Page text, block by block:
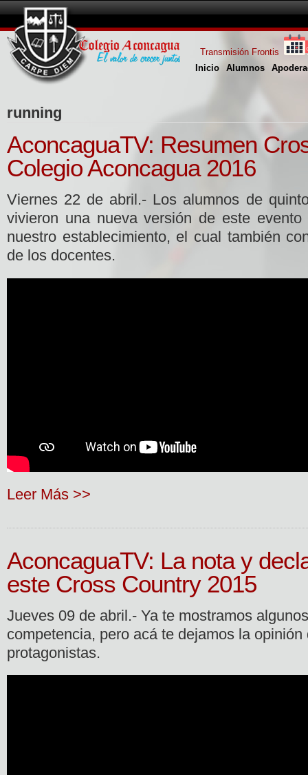
Inicio Alumnos
Transmisión Frontis
running
AconcaguaTV: Resumen
Colegio Aconcagua 2016
Viernes 22 de abril.- Los alumnos de
vivieron una nueva versión de este evento
nuestro establecimiento, el cual también
de los docentes.
Leer Más >>
AconcaguaTV: La nota y
este Cross Country 2015
Jueves 09 de abril.- Ya te mostramos
competencia, pero acá te dejamos la
protagonistas.